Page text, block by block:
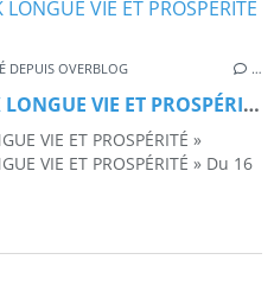
DEPUIS OVERBLOG …
EXPOSITION : « STAR TREK LONGUE VIE ET PROSPÉRITÉ »
VIE ET PROSPÉRITÉ »
VIE ET PROSPÉRITÉ » Du 16